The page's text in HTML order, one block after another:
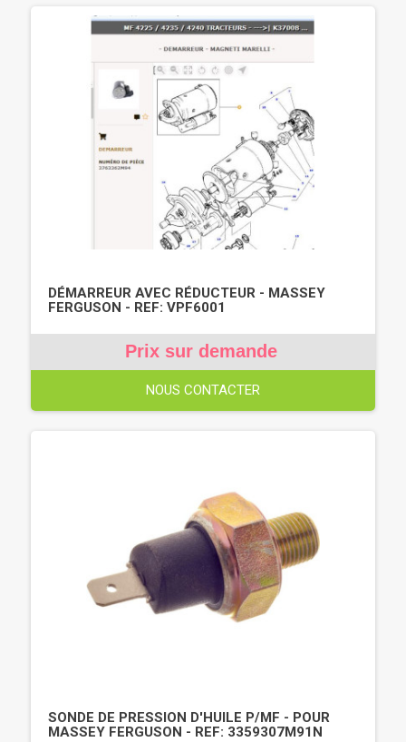
DÉMARREUR AVEC RÉDUCTEUR - MASSEY
FERGUSON - REF: VPF6001
Prix sur demande
NOUS CONTACTER
SONDE DE PRESSION D'HUILE P/MF - POUR
MASSEY FERGUSON - REF: 3359307M91N